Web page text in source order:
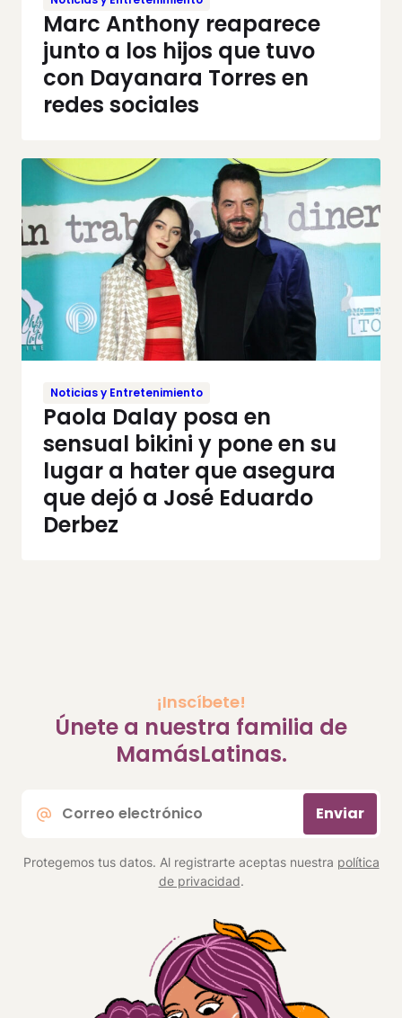
Marc Anthony reaparece
junto a los hijos que tuvo
con Dayanara Torres en
redes sociales
Noticias y Entretenimiento
Paola Dalay posa en
sensual bikini y pone en su
lugar a hater que asegura
que dejó a José Eduardo
Derbez
¡Inscíbete!
Únete a nuestra familia de
MamásLatinas.
electrónico
Enviar
Protegemos tus datos. Al registrarte aceptas nuestra política
de privacidad.